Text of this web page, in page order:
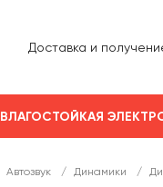
Доставка и
ВЛАГОСТОЙКАЯ
Автозвук / Динамики /